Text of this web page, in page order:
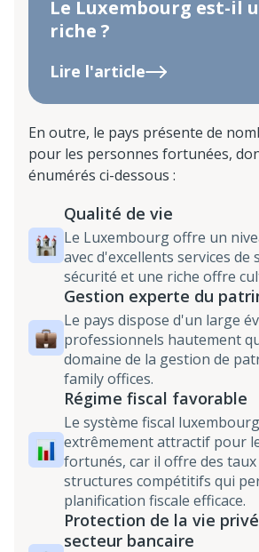
Le Luxembourg est-il
riche ?
Lire l'article
En outre, le pays présente de
pour les personnes fortunées,
énumérés ci-dessous :
Qualité de vie
Le Luxembourg offre un
avec d'excellents services de
sécurité et une riche offre
Gestion experte du
Le pays dispose d'un large
professionnels hautement
domaine de la gestion de
family offices.
Régime fiscal favorable
Le système fiscal
extrêmement attractif pour
fortunés, car il offre des taux
structures compétitifs qui
planification fiscale efficace.
Protection de la vie
secteur bancaire